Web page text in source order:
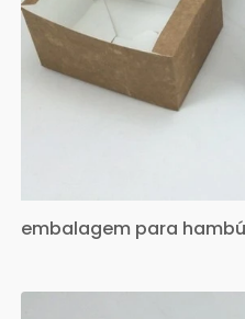
embalagem para